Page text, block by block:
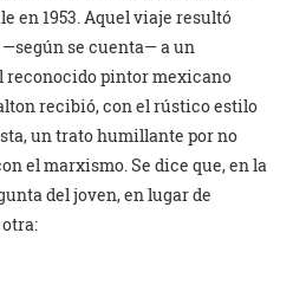
en 1953. Aquel viaje resultó
se cuenta— a un
reconocido pintor mexicano
recibió, con el rústico estilo
un trato humillante por no
el marxismo. Se dice que, en la
del joven, en lugar de